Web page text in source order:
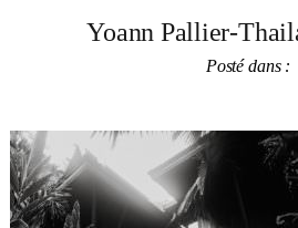
Yoann Pallier-
Posté dans :